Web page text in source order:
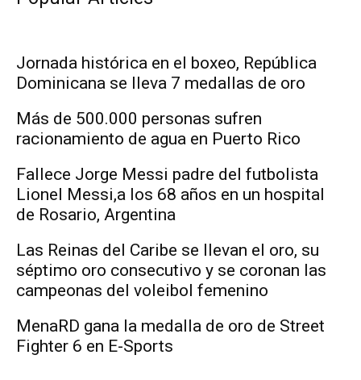
Jornada histórica en el boxeo, República
Dominicana se lleva 7 medallas de oro
Más de 500.000 personas sufren
racionamiento de agua en Puerto Rico
Fallece Jorge Messi padre del futbolista
Lionel Messi,a los 68 años en un hospital
de Rosario, Argentina
Las Reinas del Caribe se llevan el oro, su
séptimo oro consecutivo y se coronan las
campeonas del voleibol femenino
MenaRD gana la medalla de oro de Street
Fighter 6 en E-Sports